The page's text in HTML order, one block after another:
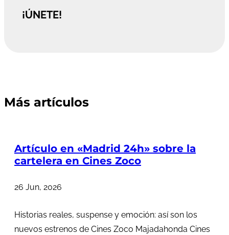
¡ÚNETE!
Más artículos
Artículo en «Madrid 24h» sobre la
cartelera en Cines Zoco
26 Jun, 2026
Historias reales, suspense y emoción: así son los
nuevos estrenos de Cines Zoco Majadahonda Cines